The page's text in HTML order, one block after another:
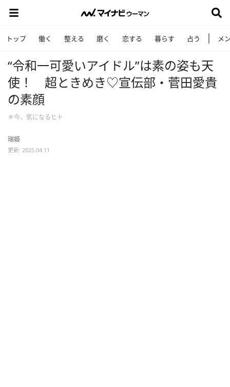
トップ 働く 整える 磨く 恋する 暮らす 占う メ
“令和一可愛いアイドル”は素の姿も天
使！ 超ときめき♡宣伝部・菅田愛貴
の素顔
＃今、気になるヒト
瑞姫
更新: 2025.04.11